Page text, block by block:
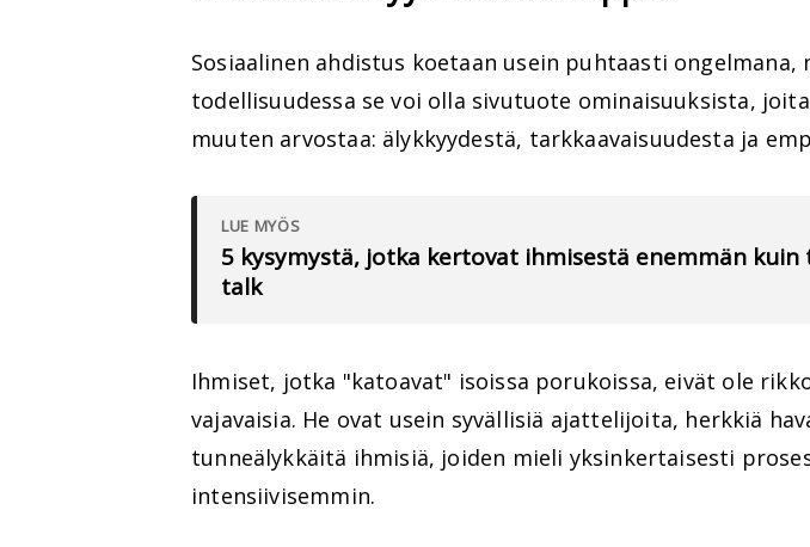
Sosiaalinen ahdistus koetaan usein puhtaasti ongelmana,
todellisuudessa se voi olla sivutuote ominaisuuksista,
muuten arvostaa: älykkyydestä, tarkkaavaisuudesta ja
LUE MYÖS
5 kysymystä, jotka kertovat ihmisestä enemmän kuin
talk
Ihmiset, jotka "katoavat" isoissa porukoissa, eivät ole
vajavaisia. He ovat usein syvällisiä ajattelijoita, herkkiä
tunneälykkäitä ihmisiä, joiden mieli yksinkertaisesti
intensiivisemmin.